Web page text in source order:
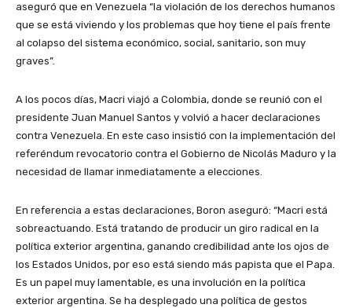
aseguró que en Venezuela “la violación de los derechos humanos
que se está viviendo y los problemas que hoy tiene el país frente
al colapso del sistema económico, social, sanitario, son muy
graves”.
A los pocos días, Macri viajó a Colombia, donde se reunió con el
presidente Juan Manuel Santos y volvió a hacer declaraciones
contra Venezuela. En este caso insistió con la implementación del
referéndum revocatorio contra el Gobierno de Nicolás Maduro y la
necesidad de llamar inmediatamente a elecciones.
En referencia a estas declaraciones, Boron aseguró: “Macri está
sobreactuando. Está tratando de producir un giro radical en la
política exterior argentina, ganando credibilidad ante los ojos de
los Estados Unidos, por eso está siendo más papista que el Papa.
Es un papel muy lamentable, es una involución en la política
exterior argentina. Se ha desplegado una política de gestos